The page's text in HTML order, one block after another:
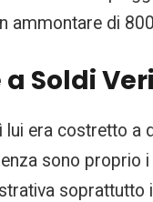
ammontare di
Soldi Veri
lui era costretto a
sono
soprattutto